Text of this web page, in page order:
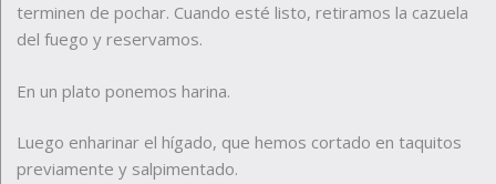
terminen de pochar. Cuando esté listo, retiramos la cazuela
del fuego y reservamos.
En un plato ponemos harina.
Luego enharinar el hígado, que hemos cortado en taquitos
previamente y salpimentado.